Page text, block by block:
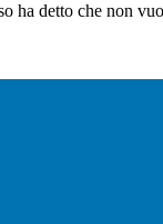
ha detto che non